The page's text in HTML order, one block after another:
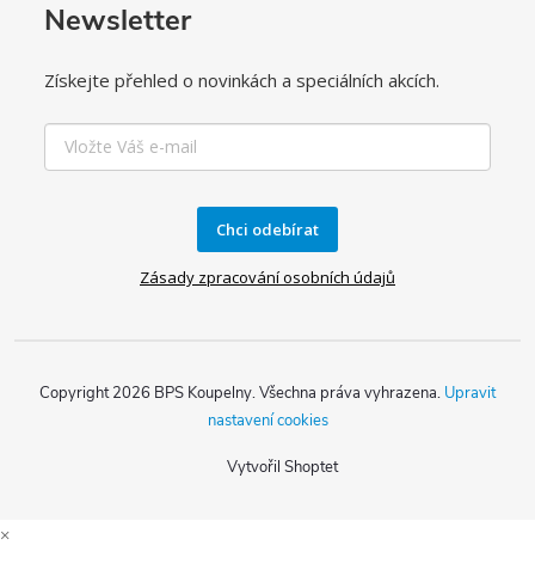
Newsletter
Získejte přehled o novinkách a speciálních akcích.
Chci odebírat
Zásady zpracování osobních údajů
Vytvořil Shoptet
Copyright 2026 BPS Koupelny. Všechna práva vyhrazena. Upravit
nastavení cookies
×